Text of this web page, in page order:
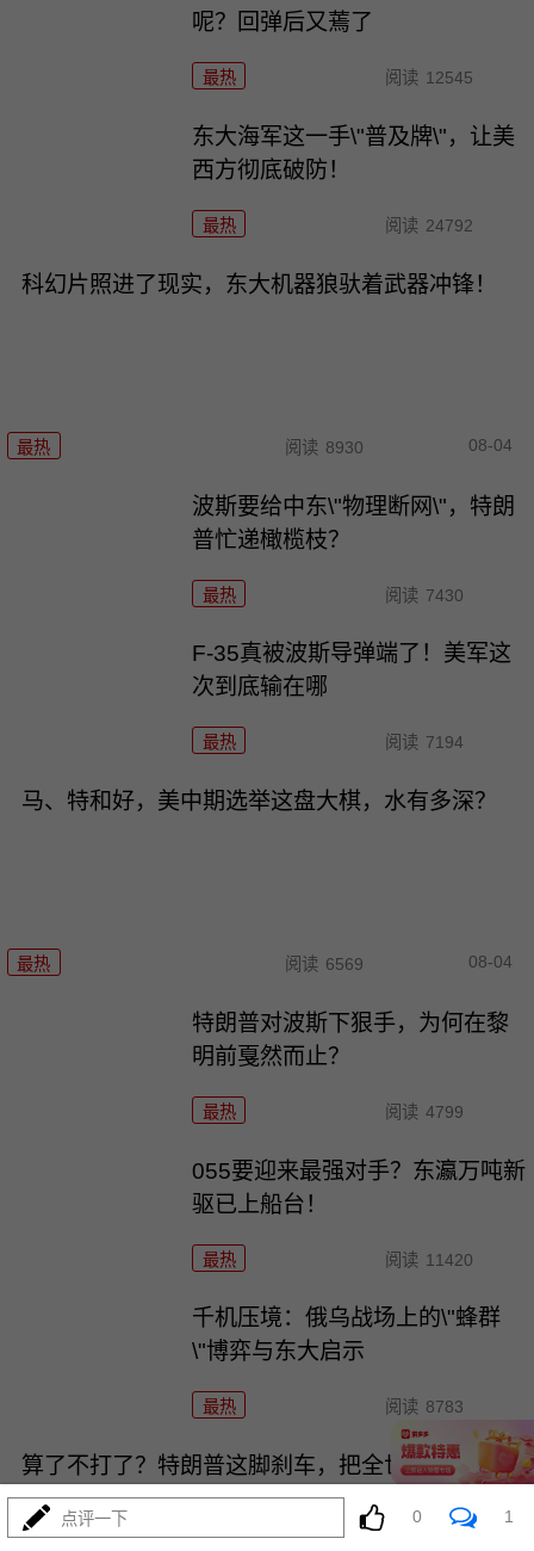
呢？回弹后又蔫了
最热 阅读 12545
东大海军这一手\"普及牌\"，让美
西方彻底破防！
最热 阅读 24792
科幻片照进了现实，东大机器狼驮着武器冲锋！
最热 阅读 8930 08-04
波斯要给中东\"物理断网\"，特朗
普忙递橄榄枝？
最热 阅读 7430
F-35真被波斯导弹端了！美军这
次到底输在哪
最热 阅读 7194
马、特和好，美中期选举这盘大棋，水有多深？
最热 阅读 6569 08-04
特朗普对波斯下狠手，为何在黎
明前戛然而止？
最热 阅读 4799
055要迎来最强对手？东瀛万吨新
驱已上船台！
最热 阅读 11420
千机压境：俄乌战场上的\"蜂群
\"博弈与东大启示
最热 阅读 8783
算了不打了？特朗普这脚刹车，把全世界都晃吐了
点评一下 0 1